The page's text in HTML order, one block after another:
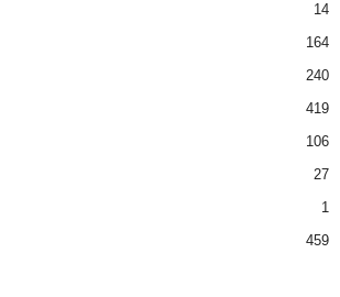
14
164
240
419
106
27
1
459